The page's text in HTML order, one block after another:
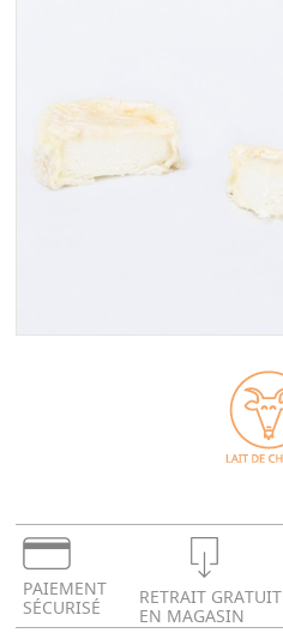
PAIEMENT
SÉCURISÉ RETRAIT GRATUIT
EN MAGASIN